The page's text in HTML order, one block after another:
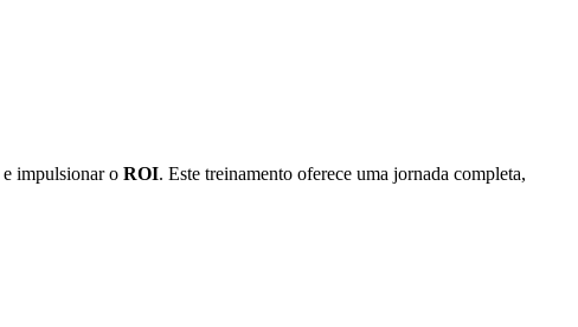
e impulsionar o ROI. Este treinamento oferece uma jornada completa,